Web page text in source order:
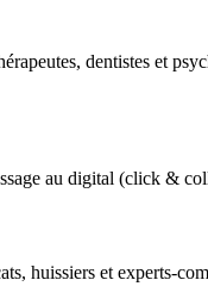
dentistes et
au digital (click &
huissiers et experts-